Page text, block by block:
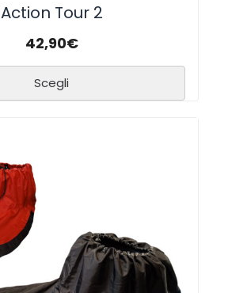
Action Tour 2
42,90€
Scegli